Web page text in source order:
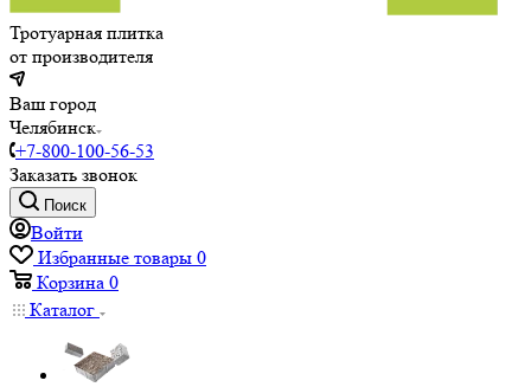
Тротуарная плитка
от производителя
Ваш город
Челябинск
+7-800-100-56-53
Заказать звонок
Поиск
Войти
Избранные товары 0
Корзина 0
Каталог